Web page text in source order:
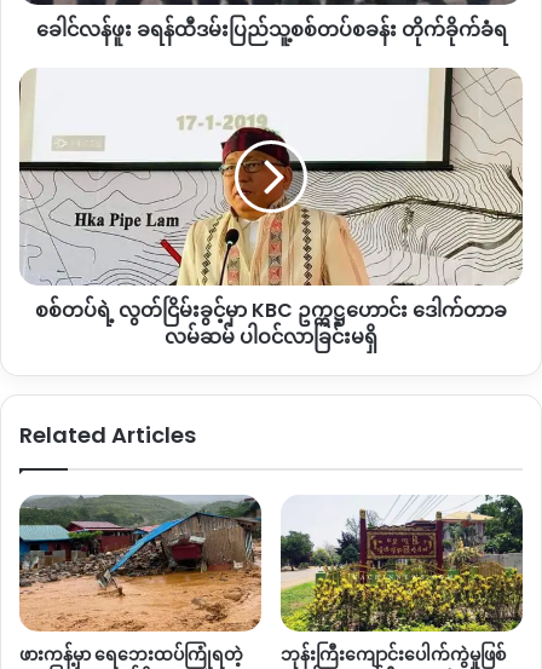
အပြီးစီးသိမ်းပိုက်ရရှိခဲ့တာဖြစ်ပါတယ်။
အဲ့ဒီလို သိမ်းပိုက်ခဲ့ပြီးနောက် လက်ရှိချိန်ထိ စစ်တပ်က တစ်ရက်ခြား
ဒါမှမဟုတ် ၂ ရက်ခြားပြီး လေယာဉ်နဲ့ ဆက်တိုက်လာရောက်ဗုံးကြဲ
တိုက်ခိုက်လျက်ရှိနေတယ်လို့ သိရပါတယ်။
တိုက်ပွဲအတွင်း စစ်တပ်ဗုံးကြဲတိုက်ခိုက်တာကြောင့် နမ္မတူမြို့ထဲက
အရပ်သားနေအိမ်အမြောက်အများလည်း ထိခိုက်ပျက်စီးသွားသလို
စာသင်ကျောင်း၊ ဘုရားကျောင်း စသဖြင့်အဆောက်အအုံများလည်း
ပျက်စီးသွားကြောင်း သိရပါတယ်။
လက်ရှိ နမ္မတူမြို့တွင်းTNLAဘက်က အုပ်ချူပ်ရေးရုံး၊ ဝန်ထမ်း
အိမ်ရာတွေနဲ့ ကျေးရွာနေအိမ်တွေထဲမှာ နေရာယူပြီး ရှင်းလင်းရေး
ဆက်လက်လုပ်ဆောင်နေသေးသလို မြို့ခံပြည်သူများလည်း နေရပ်
ကို ပြန်မလာနိုင်သေးဘဲ ဆက်လက်တိမ်းရှောင်နေကြရကြောင်း ပြော
“အခုက နမ္မတူမြို့ထဲက ရွာတချို့မှာ မပေါက်ကွဲသေးတဲ့ မိုင်းတွေ၊ ဗုံး
တွေရှိသေးတယ်။ နယ်မြေရှင်းလင်းရေးတွေ မလုပ်နိုင်ကြသေးဘူး။
ဒါကြောင့် စစ်ရှောင်တွေ အိမ်ပြန်ချင်ရင်လည်း ပြန်လို့မရသေးဘူး။
အခုက တချို့အနည်းအကျဉ်းတော့ ပြန်လာနေကြပြီ။ ဒါပေမဲ့
အများပိုင်းကတော့ မပြန်လာသေးဘူး
” ဟု နမ္မတူဒေသခံအမျိုးသား
တပ်
တိုက်ခိုက်
ခံရ
ခေါင်လန်ဖူး ခရန်ထီဒမ်းပြည်သူ့စစ်တပ်စခန်း တိုက်ခိုက်ခံရ
စစ်တပ်
ရဲ့
KBC
ဥက္ကဋ္ဌ
ဟောင်း
ဒေါက်တာ
ခ
ခြင်း
စစ်တပ်ရဲ့ လွတ်ငြိမ်းခွင့်မှာ KBC ဥက္ကဋ္ဌဟောင်း ဒေါက်တာခ
လမ်ဆမ် ပါဝင်လာခြင်းမရှိ
Related Articles
ဖားကန့်မှာ ရေဘေးထပ်ကြုံရတဲ့
ဘုန်းကြီးကျောင်းပေါက်ကွဲမှုဖြစ်